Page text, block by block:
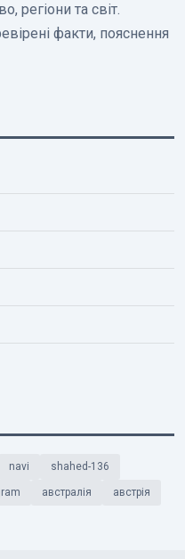
регіони та світ.
факти, пояснення
navi shahed-136
австралія австрія